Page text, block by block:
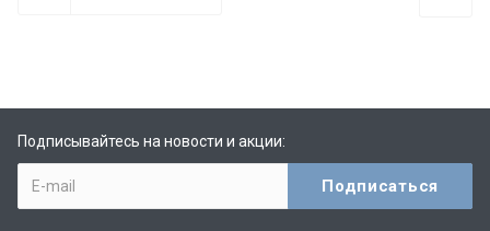
Подписывайтесь на новости и акции: